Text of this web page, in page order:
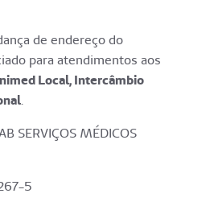
de endereço do
para atendimentos aos
Local, Intercâmbio
.
SERVIÇOS MÉDICOS
5